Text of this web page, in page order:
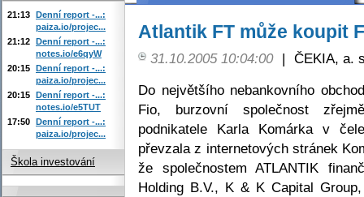
Atlantik FT může koupit
31.10.2005 10:04:00 | ČEKIA, a.
Do největšího nebankovního
Fio, burzovní společnost
podnikatele Karla Komárka v
převzala z internetových stránek
že společnostem ATLANTIK
Holding B.V., K & K Capital
21:13 Denní report -...:
paiza.io/projec...
21:12 Denní report -...:
notes.io/e6qyW
20:15 Denní report -...:
paiza.io/projec...
20:15 Denní report -...:
notes.io/e5TUT
17:50 Denní report -...:
paiza.io/projec...
Škola investování